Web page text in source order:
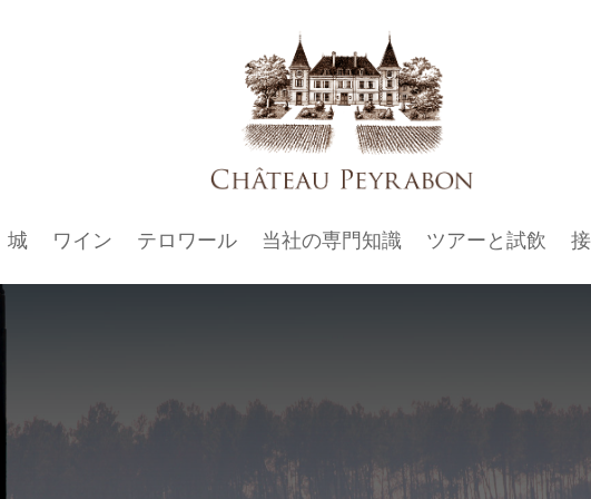
城 ワイン テロワール 当社の専門知識 ツアーと試飲